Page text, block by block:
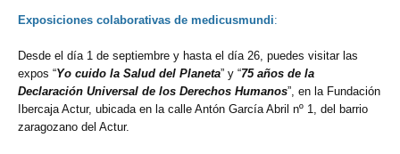
Exposiciones colaborativas de medicusmundi:
Desde el día 1 de septiembre y hasta el día 26, puedes visitar las
expos “Yo cuido la Salud del Planeta” y “75 años de la
Declaración Universal de los Derechos Humanos”, en la Fundación
Ibercaja Actur, ubicada en la calle Antón García Abril nº 1, del barrio
zaragozano del Actur.